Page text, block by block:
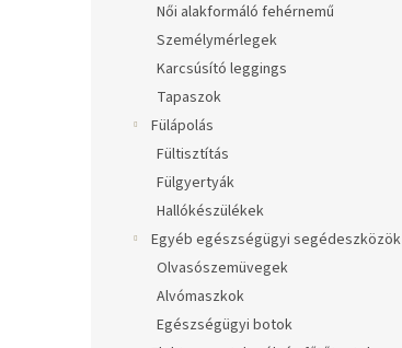
Női alakformáló fehérnemű
Személymérlegek
Karcsúsító leggings
Tapaszok
Fülápolás
Fültisztítás
Fülgyertyák
Hallókészülékek
Egyéb egészségügyi segédeszközök
Olvasószemüvegek
Alvómaszkok
Egészségügyi botok